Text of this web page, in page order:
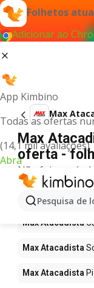
Folhetos
Adicionar ao
App Kimbino
Todas as ofertas
(14,1 mil avaliações)
Abra
Pesquisa de
Max
Max
oferta -
Não foi possível
para este termo.
Mais
Max Atacadista
Max Atacadista
Max Atacadista